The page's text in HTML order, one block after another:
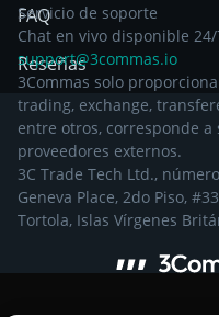
FAQ
Reseñas
Servicio de soporte
Chat en vivo disponible
support@3commas.io
3Commas solo
trading, exchange,
entre otros, corresponde
proveedores externos.
3C Trade Tech Ltd.,
Geneva Place, 2do Piso,
Tortola, Islas Vírgenes